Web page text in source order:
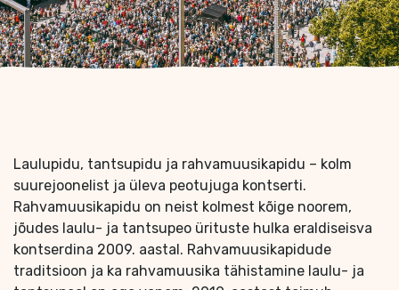
Laulupidu, tantsupidu ja rahvamuusikapidu – kolm
suurejoonelist ja üleva peotujuga kontserti.
Rahvamuusikapidu on neist kolmest kõige noorem,
jõudes laulu- ja tantsupeo ürituste hulka eraldiseisva
kontserdina 2009. aastal. Rahvamuusikapidude
traditsioon ja ka rahvamuusika tähistamine laulu- ja